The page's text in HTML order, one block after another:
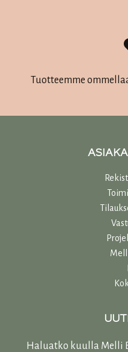
Tuotteemme
Haluatko kuulla Melli